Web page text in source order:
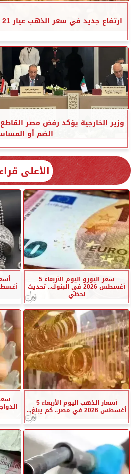
ارتفاع جديد في سعر الذهب عيار 21 الآن في مصر بالمنتصف
وزير الخارجية يؤكد رفض مصر
الضم أو
الأعلى
سعر اليورو اليوم الأربعاء 5
أغسطس 2026 في البنوك.. تحديث
لحظي
أسعار الذهب اليوم الأربعاء 5
أغسطس 2026 في مصر.. كم يبلغ...